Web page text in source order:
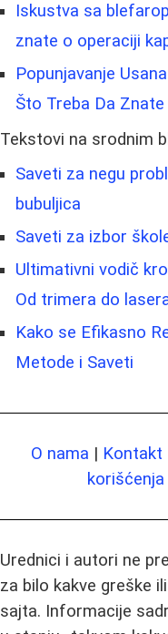
Iskustva sa
znate o operaciji
Popunjavanje
Što Treba Da Znate
Tekstovi na srodnim
Saveti za negu
bubuljica
Saveti za izbor
Ultimativni vodič
Od trimera do
Kako se Efikasno
Metode i Saveti
O nama | Kontakt
korišćenja
Urednici i autori ne
za bilo kakve greške
sajta. Informacije